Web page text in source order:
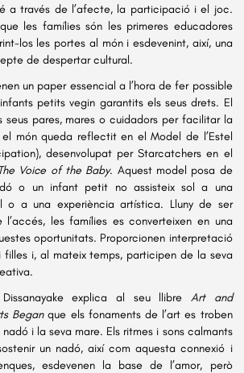
a través de l’afecte, la participació i el joc.
les famílies són les primeres educadores
los les portes al món i esdevenint, així, una
de despertar cultural.
un paper essencial a l’hora de fer possible
petits vegin garantits els seus drets. El
pares, mares o cuidadors per facilitar la
món queda reflectit en el Model de l’Estel
desenvolupat per Starcatchers en el
The Voice of the Baby. Aquest model posa de
o un infant petit no assisteix sol a una
o a una experiència artística. Lluny de ser
l’accés, les famílies es converteixen en una
oportunitats. Proporcionen interpretació
filles i, al mateix temps, participen de la seva
Dissanayake explica al seu llibre Art and
Began que els fonaments de l’art es troben
i la seva mare. Els ritmes i sons calmants
un nadó, així com aquesta connexió i
esdevenen la base de l’amor, però